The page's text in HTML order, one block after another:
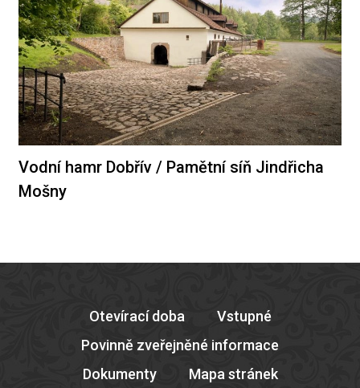
Vodní hamr Dobřív / Pamětní síň Jindřicha
Mošny
Otevírací doba
Vstupné
Povinně zveřejněné informace
Dokumenty
Mapa stránek